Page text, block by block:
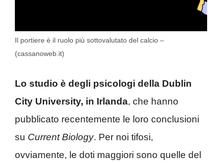
Il portiere è il ruolo più sottovalutato del calcio –
(cassanoweb.it)
Lo studio è degli psicologi della Dublin
City University, in Irlanda, che hanno
pubblicato recentemente le loro conclusioni
su Current Biology. Per noi tifosi,
ovviamente, le doti maggiori sono quelle del